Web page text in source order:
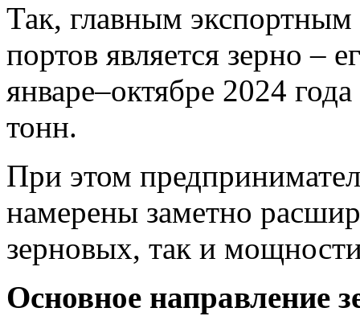
Так, главным экспортным
портов является зерно –
январе‒октябре 2024
тонн.
При этом
намерены заметно
зерновых, так и
Основное направление